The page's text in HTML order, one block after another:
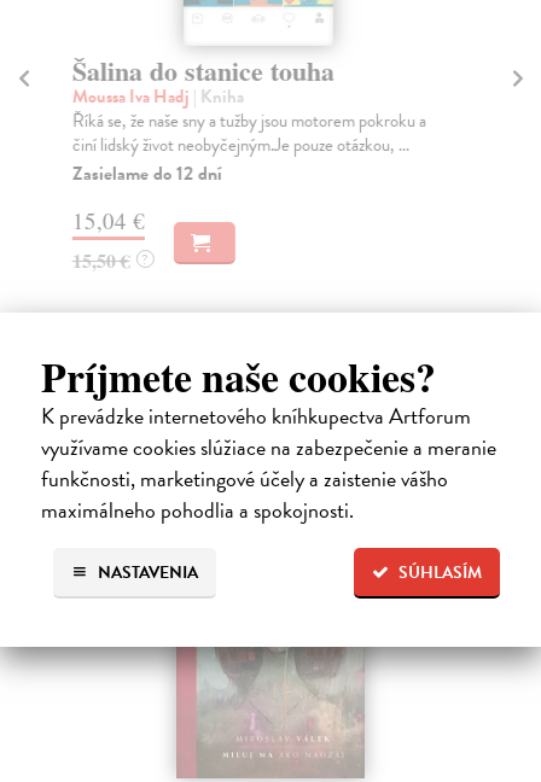
Príjmete naše cookies?
K prevádzke internetového kníhkupectva Artforum
využívame cookies slúžiace na zabezpečenie a meranie
funkčnosti, marketingové účely a zaistenie vášho
maximálneho pohodlia a spokojnosti.
SÚHLASÍM
NASTAVENIA
Šalina do stanice touha
Moussa Iva Hadj | Kniha
Říká se, že naše sny a tužby jsou motorem pokroku a
činí lidský život neobyčejným.Je pouze otázkou, ...
Zasielame do 12 dní
15,04 €
15,50 € ?
Ďalšie z kategórie poézia
na sklade